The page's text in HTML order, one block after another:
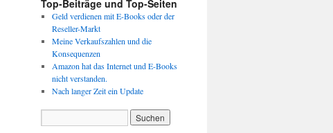
Top-Beiträge und Top-Seiten
Geld verdienen mit E-Books oder der
Reseller-Markt
Meine Verkaufszahlen und die
Konsequenzen
Amazon hat das Internet und E-Books
nicht verstanden.
Nach langer Zeit ein Update